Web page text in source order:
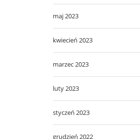
maj 2023
kwiecień 2023
marzec 2023
luty 2023
styczeń 2023
grudzień 2022